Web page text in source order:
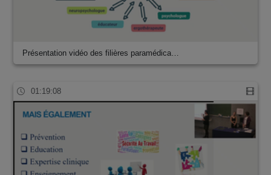
Présentation vidéo des filières paramédica…
01:19:08